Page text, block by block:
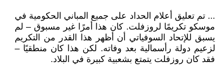
... تم تعليق أعلام الحداد على جميع المباني الحكومية في
موسكو تكريمًا لروزفلت. كان هذا أمرًا غير مسبوق – لم
يسبق للإتحاد السوفياتي أن أظهر هذا القدر من التكريم
لزعيم دولة رأسمالية بعد وفاته. لكن هذا كان منطقيًا –
فقد كان روزفلت يتمتع بشعبية كبيرة في البلاد.